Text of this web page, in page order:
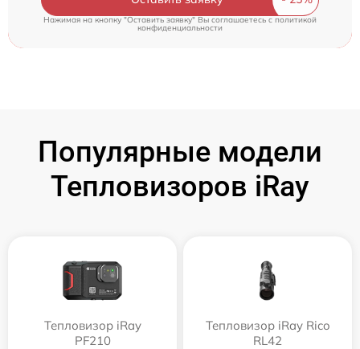
Нажимая на кнопку "Оставить заявку" Вы соглашаетесь cполитикой
конфиденциальности
Популярные модели
Тепловизоров iRay
Тепловизор iRay
PF210
Тепловизор iRay Rico
RL42